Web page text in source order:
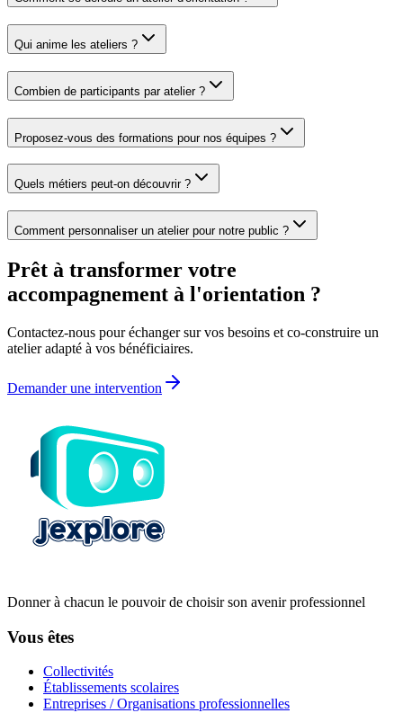
Qui anime les ateliers ?
Combien de participants par atelier ?
Proposez-vous des formations pour nos équipes ?
Quels métiers peut-on découvrir ?
Comment personnaliser un atelier pour notre public ?
Prêt à transformer votre
accompagnement à l'orientation ?
Contactez-nous pour échanger sur vos besoins et co-construire un
atelier adapté à vos bénéficiaires.
Demander une intervention
Donner à chacun le pouvoir de choisir son avenir professionnel
Vous êtes
Collectivités
Établissements scolaires
Entreprises / Organisations professionnelles